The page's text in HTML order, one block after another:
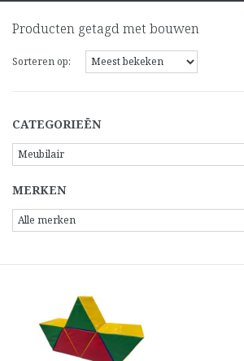
Producten getagd met bouwen
Sorteren op:
CATEGORIEËN
MERKEN